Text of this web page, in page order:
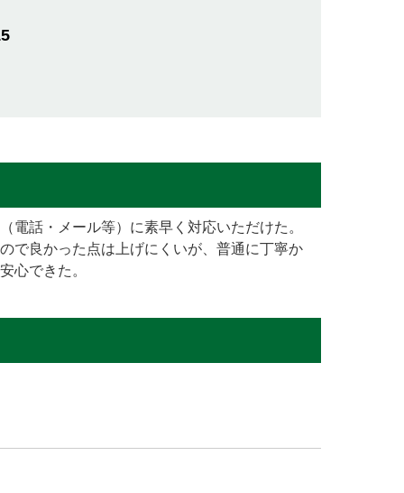
電話・メール等）に素早く対応いただけた。
で良かった点は上げにくいが、普通に丁寧か
心できた。